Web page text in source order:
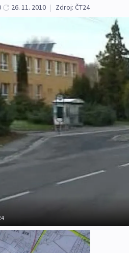
26. 11. 2010 | Zdroj: ČT24